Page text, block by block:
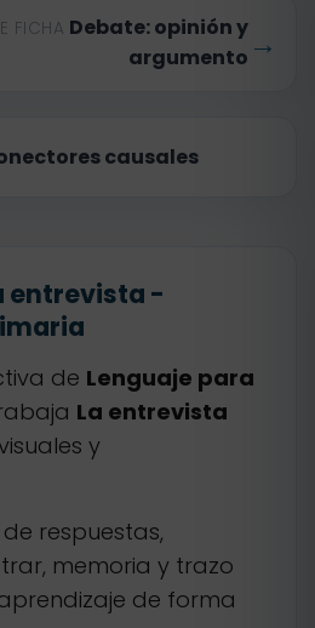
causales
FICHA Debate: opinión y
argumento →
entrevista -
de Lenguaje para
La entrevista
y
respuestas,
memoria y trazo
de forma